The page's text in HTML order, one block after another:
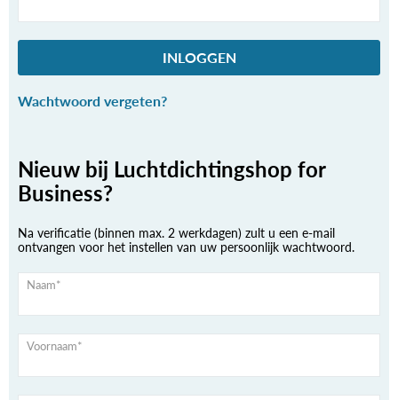
INLOGGEN
Wachtwoord vergeten?
Nieuw bij Luchtdichtingshop for
Business?
Na verificatie (binnen max. 2 werkdagen) zult u een e-mail
ontvangen voor het instellen van uw persoonlijk wachtwoord.
Naam*
Voornaam*